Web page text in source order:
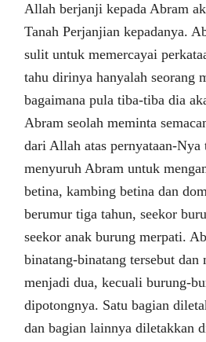
Allah berjanji kepada Abram
Tanah Perjanjian kepadanya.
sulit untuk memercayai
tahu dirinya hanyalah seorang
bagaimana pula tiba-tiba dia
Abram seolah meminta
dari Allah atas pernyataan-
menyuruh Abram untuk
betina, kambing betina dan
berumur tiga tahun, seekor
seekor anak burung merpati.
binatang-binatang tersebut dan
menjadi dua, kecuali burung-
dipotongnya. Satu bagian
dan bagian lainnya diletakkan